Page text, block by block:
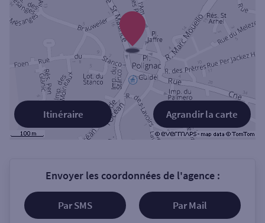
Agrandir la carte
Itinéraire
Envoyer les coordonnées de l'agence :
Par SMS Par Mail